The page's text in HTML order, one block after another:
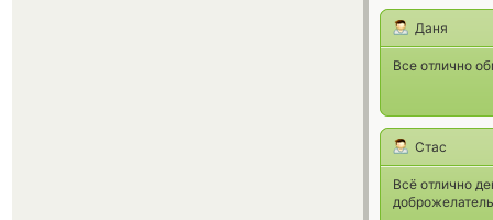
Даня
Все отлично
Стас
Всё отлично